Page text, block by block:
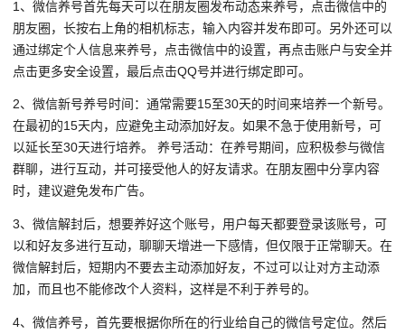
1、微信养号首先每天可以在朋友圈发布动态来养号，点击微信中的
朋友圈，长按右上角的相机标志，输入内容并发布即可。另外还可以
通过绑定个人信息来养号，点击微信中的设置，再点击账户与安全并
点击更多安全设置，最后点击QQ号并进行绑定即可。
2、微信新号养号时间：通常需要15至30天的时间来培养一个新号。
在最初的15天内，应避免主动添加好友。如果不急于使用新号，可
以延长至30天进行培养。 养号活动：在养号期间，应积极参与微信
群聊，进行互动，并可接受他人的好友请求。在朋友圈中分享内容
时，建议避免发布广告。
3、微信解封后，想要养好这个账号，用户每天都要登录该账号，可
以和好友多进行互动，聊聊天增进一下感情，但仅限于正常聊天。在
微信解封后，短期内不要去主动添加好友，不过可以让对方主动添
加，而且也不能修改个人资料，这样是不利于养号的。
4、微信养号，首先要根据你所在的行业给自己的微信号定位。然后